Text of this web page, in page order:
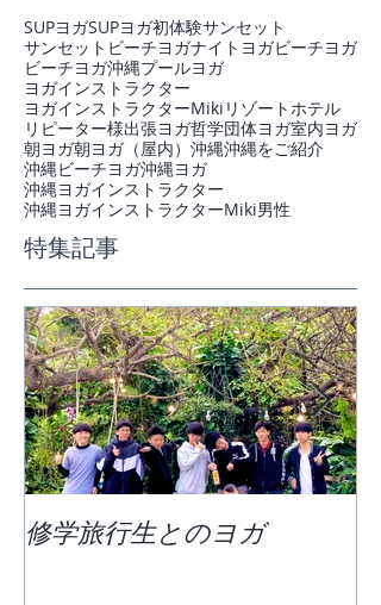
SUPヨガSUPヨガ初体験サンセット
サンセットビーチヨガナイトヨガビーチヨガ
ビーチヨガ沖縄プールヨガ
ヨガインストラクター
ヨガインストラクターMiki リゾートホテル
リピーター様出張ヨガ哲学団体ヨガ室内ヨガ
朝ヨガ朝ヨガ（屋内） 沖縄沖縄をご紹介
沖縄ビーチヨガ沖縄ヨガ
沖縄ヨガインストラクター
沖縄ヨガインストラクターMiki男性
特集記事
修学旅行生とのヨガ